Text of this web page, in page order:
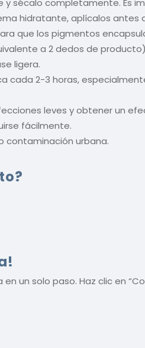
y sécalo completamente. Es
hidratante, aplícalos antes
que los pigmentos
a 2 dedos de
ligera.
cada 2-3 horas,
leves y obtener un
fácilmente.
contaminación urbana.
un solo paso. Haz clic en